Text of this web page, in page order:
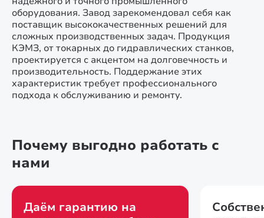
оборудования. Завод зарекомендовал себя как
поставщик высококачественных решений для
сложных производственных задач. Продукция
КЭМЗ, от токарных до гидравлических станков,
проектируется с акцентом на долговечность и
производительность. Поддержание этих
характеристик требует профессионального
подхода к обслуживанию и ремонту.
Почему выгодно работать с
нами
Даём гарантию на